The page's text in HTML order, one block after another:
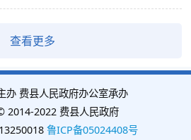
查看更多
办 费县人民政府办公室承办
2022 费县人民政府
鲁ICP备05024408号